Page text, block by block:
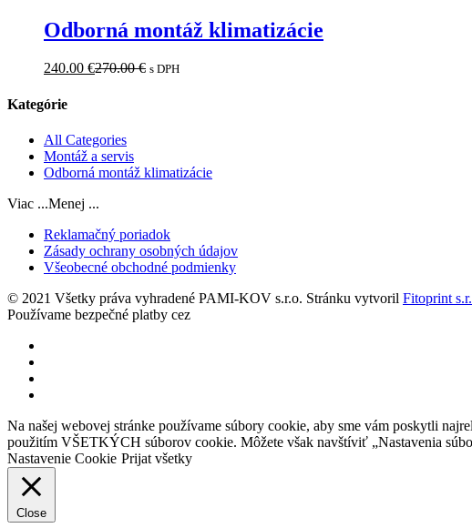
Odborná montáž klimatizácie
240.00 €270.00€ s DPH
Kategórie
All Categories
Montáž a servis
Odborná montáž klimatizácie
Viac ...Menej ...
Reklamačný poriadok
Zásady ochrany osobných údajov
Všeobecné obchodné podmienky
© 2021 Všetky práva vyhradené PAMI-KOV s.r.o. Stránku vytvoril Fitoprint
Používame bezpečné platby cez
Na našej webovej stránke používame súbory cookie, aby sme vám poskytli
použitím VŠETKÝCH súborov cookie. Môžete však navštíviť „Nastavenia
Nastavenie Cookie Prijat všetky
Close